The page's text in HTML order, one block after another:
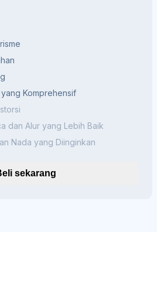
Komprehensif
dan Alur yang Lebih Baik
Nada yang Diinginkan
sekarang